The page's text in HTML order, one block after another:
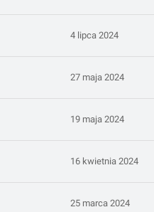
4 lipca 2024
27 maja 2024
19 maja 2024
16 kwietnia 2024
25 marca 2024